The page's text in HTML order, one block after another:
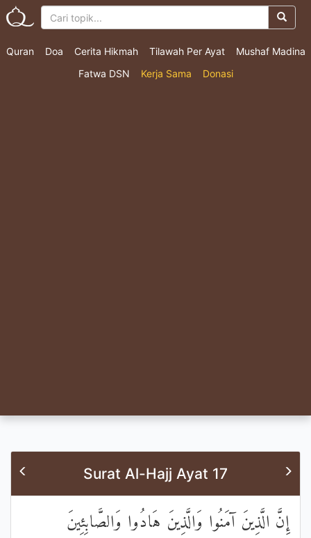
Quran Doa Cerita Hikmah Tilawah Per Ayat
Mushaf Madina
Fatwa DSN
Kerja Sama Donasi
Surat Al-Hajj Ayat 17
إِنَّ الَّذِينَ آمَنُوا وَالَّذِينَ هَادُوا وَالصَّابِئِينَ